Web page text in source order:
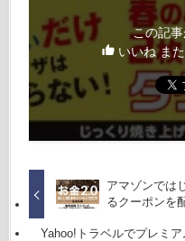
この記
いいね ま
アマゾンでは
るクーポンを
Yahoo!トラベルでプレミ